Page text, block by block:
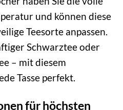
und können diese
Teesorte anpassen.
Schwarztee oder
– mit diesem
Tasse perfekt.
für höchsten